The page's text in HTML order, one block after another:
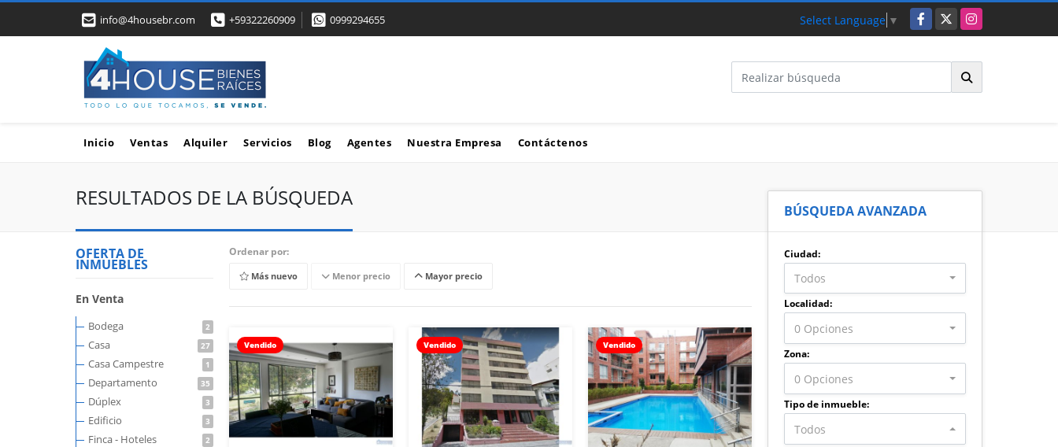
info@4housebr.com +59322260909 0999294655 Select Language ▼ Facebook
X Instagram
Inicio Ventas Alquiler Servicios Blog Agentes Nuestra Empresa Contáctenos
RESULTADOS DE LA BÚSQUEDA
OFERTA DE
INMUEBLES
En Venta
Bodega 2
Casa 27
Casa Campestre 1
Departamento 35
Dúplex 3
Edificio 3
Finca - Hoteles 2
Ordenar por:
Más nuevo Menor precio Mayor precio
Vendido Vendido Vendido
BÚSQUEDA AVANZADA
Ciudad:
Todos
Localidad:
0 Opciones
Zona:
0 Opciones
Tipo de inmueble:
Todos